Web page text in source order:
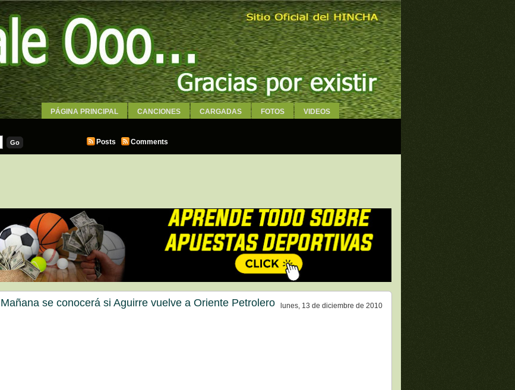
PÁGINA PRINCIPAL CANCIONES CARGADAS FOTOS VIDEOS
Posts
Comments
lunes, 13 de diciembre de 2010
Mañana se conocerá si Aguirre vuelve a Oriente Petrolero